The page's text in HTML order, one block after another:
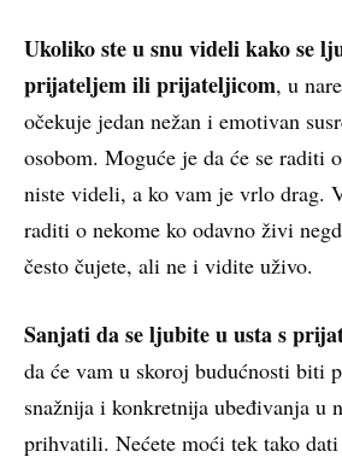
Ukoliko ste u snu videli kako se
prijateljem ili prijateljicom, u
očekuje jedan nežan i emotivan
osobom. Moguće je da će se raditi
niste videli, a ko vam je vrlo drag.
raditi o nekome ko odavno živi
često čujete, ali ne i vidite uživo.
Sanjati da se ljubite u usta s
da će vam u skoroj budućnosti biti
snažnija i konkretnija ubeđivanja u
prihvatili. Nećete moći tek tako